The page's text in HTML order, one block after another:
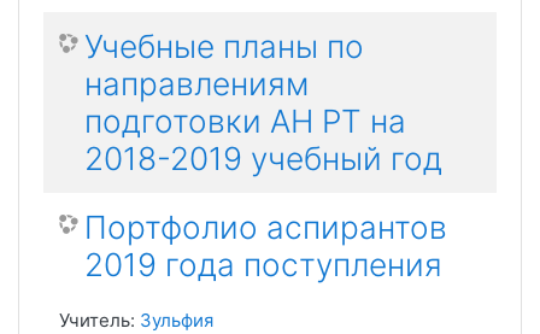
Учебные планы по
направлениям
подготовки АН РТ на
2018-2019 учебный год
Портфолио аспирантов
2019 года поступления
Учитель: Зульфия